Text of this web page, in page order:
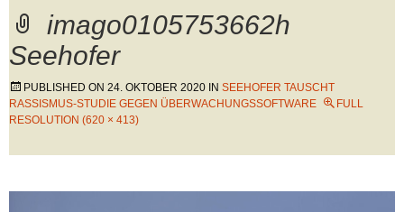
imago0105753662h
Seehofer
PUBLISHED ON 24. OKTOBER 2020 IN SEEHOFER TAUSCHT
RASSISMUS-STUDIE GEGEN ÜBERWACHUNGSSOFTWARE
FULL
RESOLUTION (620 × 413)